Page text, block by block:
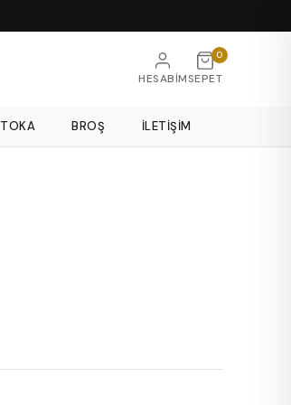
HESABIM
0
SEPET
TOKA BROŞ İLETIŞIM